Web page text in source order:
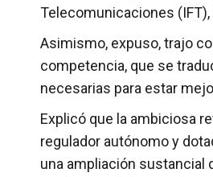
Telecomunicaciones (IFT),
Asimismo, expuso, trajo
competencia, que se
necesarias para estar
Explicó que la ambiciosa
regulador autónomo y
una ampliación sustancial